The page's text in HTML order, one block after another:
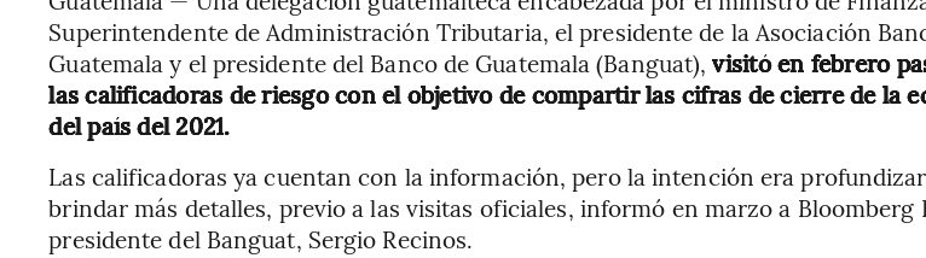
Superintendente de Administración Tributaria, el presidente de la Asociación
Guatemala y el presidente del Banco de Guatemala (Banguat),visitó en febrero
las calificadoras de riesgo con el objetivo de compartir las cifras de cierre de la
del país del 2021.
Las calificadoras ya cuentan con la información, pero la intención era
brindar más detalles, previo a las visitas oficiales, informó en marzo a Bloomberg
presidente del Banguat, Sergio Recinos.